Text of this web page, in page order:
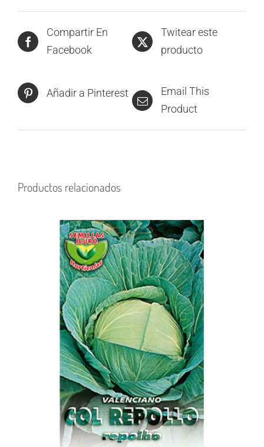
Compartir En
Facebook
Twitear este
producto
Añadir a Pinterest
Email This
Product
Productos relacionados